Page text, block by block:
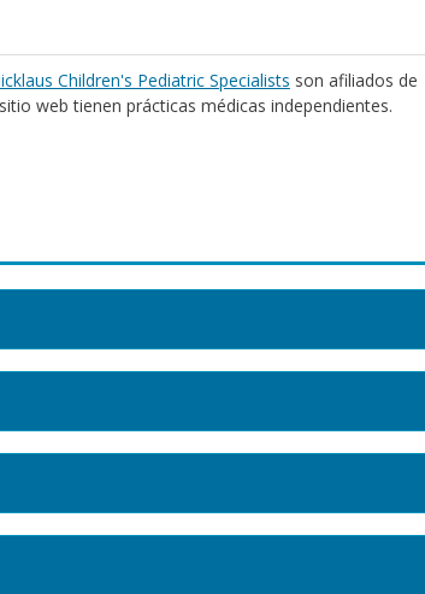
Children's Pediatric Specialists son afiliados de
web tienen prácticas médicas independientes.